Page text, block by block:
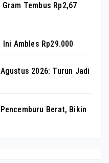
Tembus Rp2,67
Ambles Rp29.000
2026: Turun Jadi
Berat, Bikin